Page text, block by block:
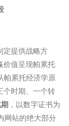
定提供战略方
价值呈现帕累托
帕累托经济学原
个时期、一个转
，以数字证书为
网站的绝大部分